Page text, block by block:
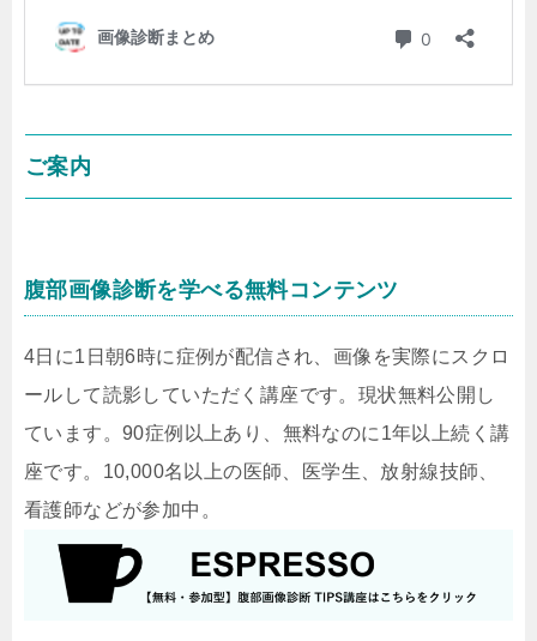
ご案内
腹部画像診断を学べる無料コンテンツ
4日に1日朝6時に症例が配信され、画像を実際にスクロ
ールして読影していただく講座です。現状無料公開し
ています。90症例以上あり、無料なのに1年以上続く講
座です。10,000名以上の医師、医学生、放射線技師、
看護師などが参加中。